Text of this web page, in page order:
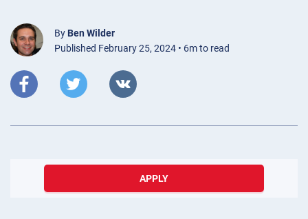
By Ben Wilder
Published February 25, 2024 • 6m to read
APPLY